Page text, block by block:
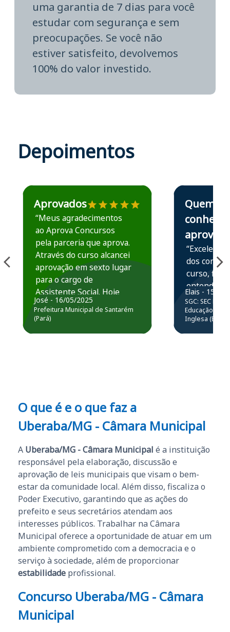
uma garantia de 7 dias para você
estudar com segurança e sem
preocupações. Se você não
estiver satisfeito, devolvemos
100% do valor investido.
Depoimentos
Estudante José recomenda o Aprova Concursos em
Aprovados
“Meus agradecimentos
ao Aprova Concursos
pela parceria que aprova.
Através do curso alcancei
aprovação em sexto lugar
para o cargo de
Assistente Social. Hoje
estou atuando na
Prefeitura de Santarém.
José - 16/05/2025
Prefeitura Municipal de Santarém
(Pará)
Estudante Elais
Quem
conhece,
aprova
“Excelente
dos
curso,
entender e
prática
resolução
questões.”
Elais - 15/07/
SGC: SEC BA
Educação
Inglesa (Edital
O que é e o que faz a
Uberaba/MG - Câmara Municipal
A Uberaba/MG - Câmara Municipal é a instituição
responsável pela elaboração, discussão e
aprovação de leis municipais que visam o bem-
estar da comunidade local. Além disso, fiscaliza o
Poder Executivo, garantindo que as ações do
prefeito e seus secretários atendam aos
interesses públicos. Trabalhar na Câmara
Municipal oferece a oportunidade de atuar em um
ambiente comprometido com a democracia e o
serviço à sociedade, além de proporcionar
estabilidade profissional.
Concurso Uberaba/MG - Câmara
Municipal